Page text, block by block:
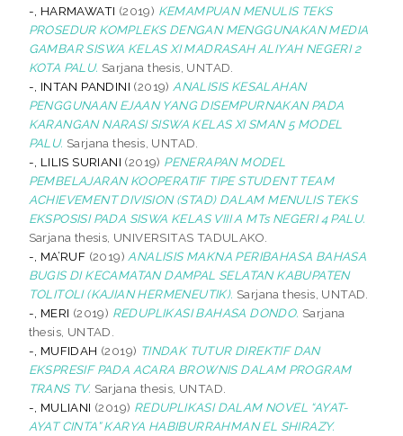
-, HARMAWATI (2019) KEMAMPUAN MENULIS TEKS
PROSEDUR KOMPLEKS DENGAN MENGGUNAKAN MEDIA
GAMBAR SISWA KELAS XI MADRASAH ALIYAH NEGERI 2
KOTA PALU. Sarjana thesis, UNTAD.
-, INTAN PANDINI (2019) ANALISIS KESALAHAN
PENGGUNAAN EJAAN YANG DISEMPURNAKAN PADA
KARANGAN NARASI SISWA KELAS XI SMAN 5 MODEL
PALU. Sarjana thesis, UNTAD.
-, LILIS SURIANI (2019) PENERAPAN MODEL
PEMBELAJARAN KOOPERATIF TIPE STUDENT TEAM
ACHIEVEMENT DIVISION (STAD) DALAM MENULIS TEKS
EKSPOSISI PADA SISWA KELAS VIII A MTs NEGERI 4 PALU.
Sarjana thesis, UNIVERSITAS TADULAKO.
-, MA’RUF (2019) ANALISIS MAKNA PERIBAHASA BAHASA
BUGIS DI KECAMATAN DAMPAL SELATAN KABUPATEN
TOLITOLI (KAJIAN HERMENEUTIK). Sarjana thesis, UNTAD.
-, MERI (2019) REDUPLIKASI BAHASA DONDO. Sarjana
thesis, UNTAD.
-, MUFIDAH (2019) TINDAK TUTUR DIREKTIF DAN
EKSPRESIF PADA ACARA BROWNIS DALAM PROGRAM
TRANS TV. Sarjana thesis, UNTAD.
-, MULIANI (2019) REDUPLIKASI DALAM NOVEL “AYAT-
AYAT CINTA” KARYA HABIBURRAHMAN EL SHIRAZY.